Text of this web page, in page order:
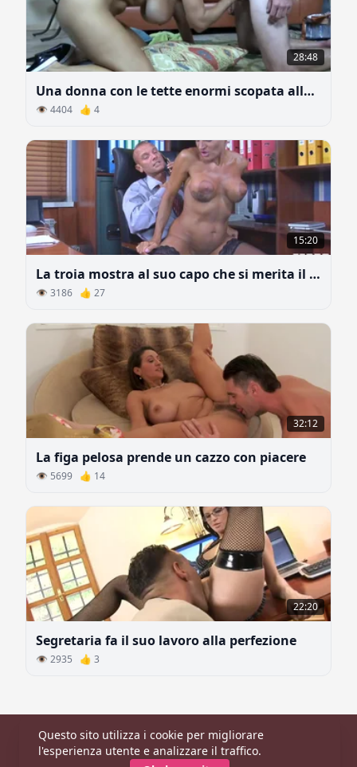
28:48
Una donna con le tette enormi scopata alla grande
👁 4404 👍 4
15:20
La troia mostra al suo capo che si merita il suo lavoro
👁 3186 👍 27
32:12
La figa pelosa prende un cazzo con piacere
👁 5699 👍 14
22:20
Segretaria fa il suo lavoro alla perfezione
👁 2935 👍 3
Principale |Categorie|Modelle
© 2026 CaldaDonna.com
Questo sito utilizza i cookie per migliorare
l'esperienza utente e analizzare il traffico.